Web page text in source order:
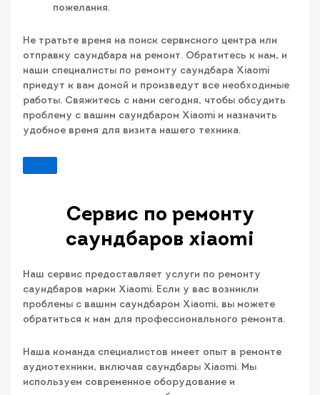
пожелания.
Не тратьте время на поиск сервисного центра или
отправку саундбара на ремонт. Обратитесь к нам, и
наши специалисты по ремонту саундбара Xiaomi
приедут к вам домой и произведут все необходимые
работы. Свяжитесь с нами сегодня, чтобы обсудить
проблему с вашим саундбаром Xiaomi и назначить
удобное время для визита нашего техника.
Сервис по ремонту
саундбаров xiaomi
Наш сервис предоставляет услуги по ремонту
саундбаров марки Xiaomi. Если у вас возникли
проблемы с вашим саундбаром Xiaomi, вы можете
обратиться к нам для профессионального ремонта.
Наша команда специалистов имеет опыт в ремонте
аудиотехники, включая саундбары Xiaomi. Мы
используем современное оборудование и